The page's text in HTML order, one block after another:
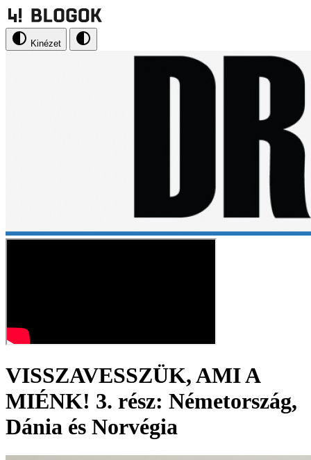
Kinézet
VISSZAVESSZÜK, AMI A
MIÉNK! 3. rész: Németország,
Dánia és Norvégia